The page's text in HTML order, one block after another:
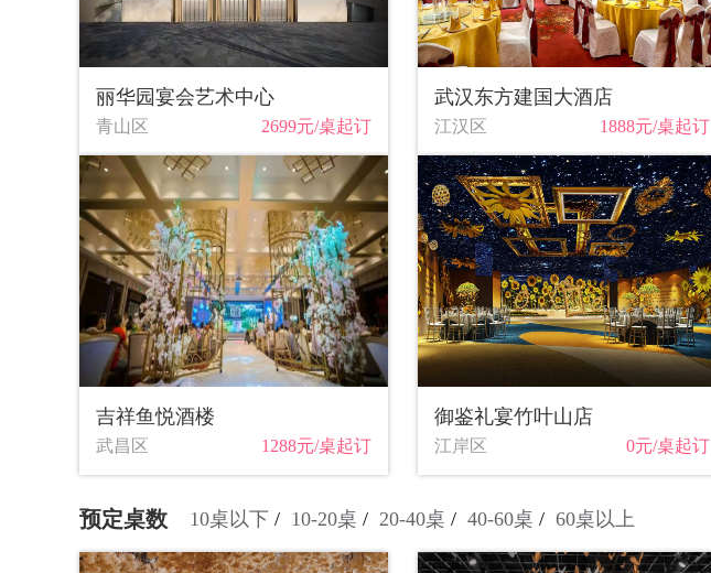
丽华园宴会艺术中心
青山区 2699元/桌起订
武汉东方建国大酒店
江汉区 1888元/桌起订
吉祥鱼悦酒楼
武昌区 1288元/桌起订
御鉴礼宴竹叶山店
江岸区 0元/桌起订
预定桌数 10桌以下 10-20桌 20-40桌 40-60桌 60桌以上